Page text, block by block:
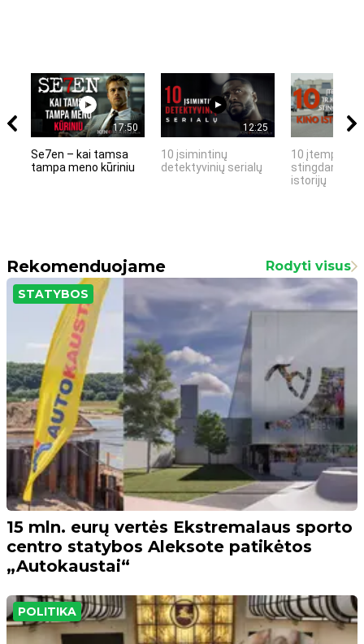
17:50
Se7en – kai tamsa
tampa meno kūriniu
12:25
10 įsimintinų
detektyvinių serialų
10 įtemptų,
stingdančių
istorijų
Rekomenduojame Rodyti visus
STATYBOS
15 mln. eurų vertės Ekstremalaus sporto
centro statybos Aleksote patikėtos
„Autokaustai“
POLITIKA